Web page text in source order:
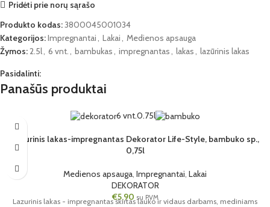
Pridėti prie norų sąrašo
Produkto kodas:3800045001034
Kategorijos:Impregnantai, Lakai, Medienos apsauga
Žymos:2.5l, 6 vnt., bambukas, impregnantas, lakas, lazūrinis lakas
Pasidalinti:
Panašūs produktai
6 vnt.0.75l
Lazurinis lakas-impregnantas Dekorator Life-Style, bambuko sp.,
0,75l
Medienos apsauga, Impregnantai, Lakai
DEKORATOR
€5,90 su PVM
Lazurinis lakas - impregnantas skirtas lauko ir vidaus darbams, mediniams